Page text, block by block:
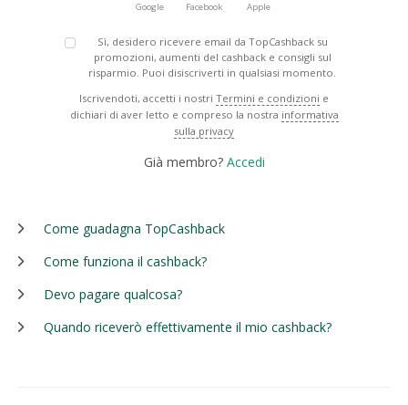
Google Facebook Apple
Sì, desidero ricevere email da TopCashback su
promozioni, aumenti del cashback e consigli sul
risparmio. Puoi disiscriverti in qualsiasi momento.
Iscrivendoti, accetti i nostri Termini e condizioni e
dichiari di aver letto e compreso la nostra informativa
sulla privacy
Già membro? Accedi
Come guadagna TopCashback
Come funziona il cashback?
Devo pagare qualcosa?
Quando riceverò effettivamente il mio cashback?